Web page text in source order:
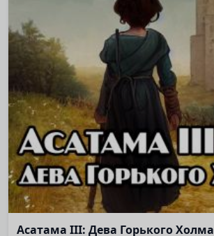
Асатама III: Дева Горького Холма